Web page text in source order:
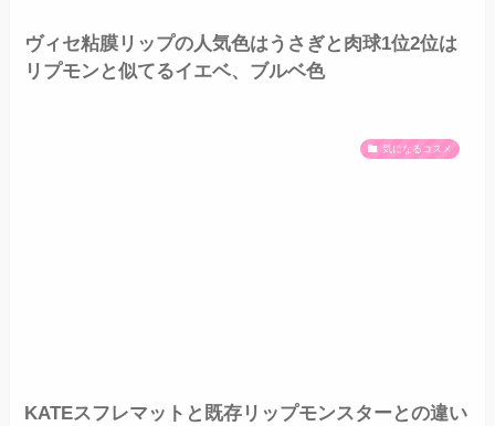
ヴィセ粘膜リップの人気色はうさぎと肉球1位2位は
リプモンと似てるイエベ、ブルベ色
気になるコスメ
KATEスフレマットと既存リップモンスターとの違い